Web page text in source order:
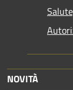
NOVITÀ